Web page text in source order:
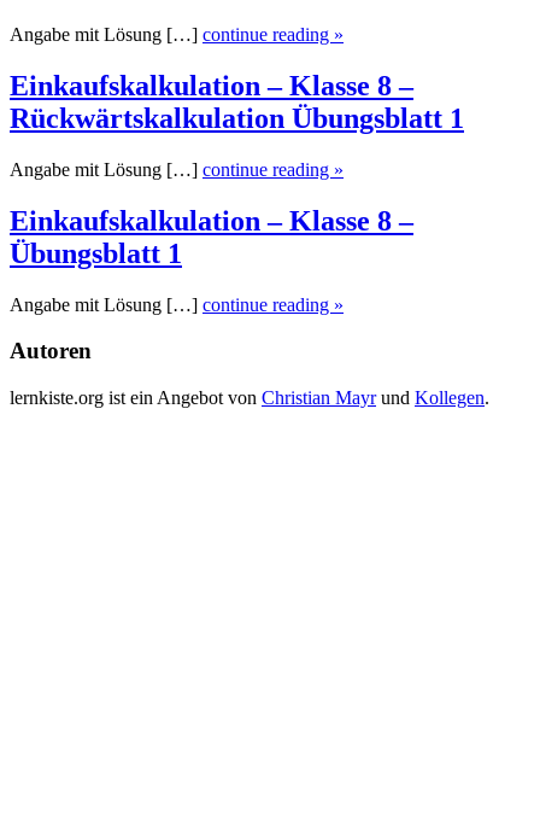
Angabe mit Lösung […] continue reading »
Einkaufskalkulation – Klasse 8 –
Rückwärtskalkulation Übungsblatt 1
Angabe mit Lösung […] continue reading »
Einkaufskalkulation – Klasse 8 –
Übungsblatt 1
Angabe mit Lösung […] continue reading »
Autoren
lernkiste.org ist ein Angebot von Christian Mayrund Kollegen.